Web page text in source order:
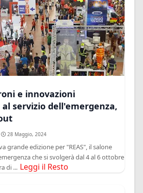
e innovazioni
servizio dell'emergenza,
28 Maggio, 2024
grande edizione per "REAS", il salone
che si svolgerà dal 4 al 6 ottobre
di ... Leggi il Resto